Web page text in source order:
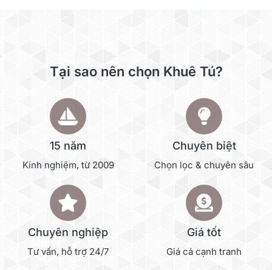
Tại sao nên chọn Khuê Tú?
15 năm
Kinh nghiệm, từ 2009
Chuyên biệt
Chọn lọc & chuyên sâu
Chuyên nghiệp
Tư vấn, hỗ trợ 24/7
Giá tốt
Giá cả cạnh tranh